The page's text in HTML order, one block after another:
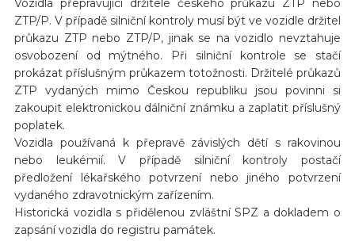
Vozidla přepravující držitele českého průkazu ZTP nebo
ZTP/P. V případě silniční kontroly musí být ve vozidle držitel
průkazu ZTP nebo ZTP/P, jinak se na vozidlo nevztahuje
osvobození od mýtného. Při silniční kontrole se stačí
prokázat příslušným průkazem totožnosti. Držitelé průkazů
ZTP vydaných mimo Českou republiku jsou povinni si
zakoupit elektronickou dálniční známku a zaplatit příslušný
poplatek.
Vozidla používaná k přepravě závislých dětí s rakovinou
nebo leukémií. V případě silniční kontroly postačí
předložení lékařského potvrzení nebo jiného potvrzení
vydaného zdravotnickým zařízením.
Historická vozidla s přidělenou zvláštní SPZ a dokladem o
zapsání vozidla do registru památek.